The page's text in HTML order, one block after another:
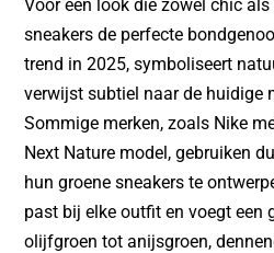
Voor een look die zowel chic
sneakers de perfecte
trend in 2025, symboliseert
verwijst subtiel naar de huidige
Sommige merken, zoals Nike
Next Nature model, gebruiken
hun groene sneakers te
past bij elke outfit en voegt een
olijfgroen tot anijsgroen,